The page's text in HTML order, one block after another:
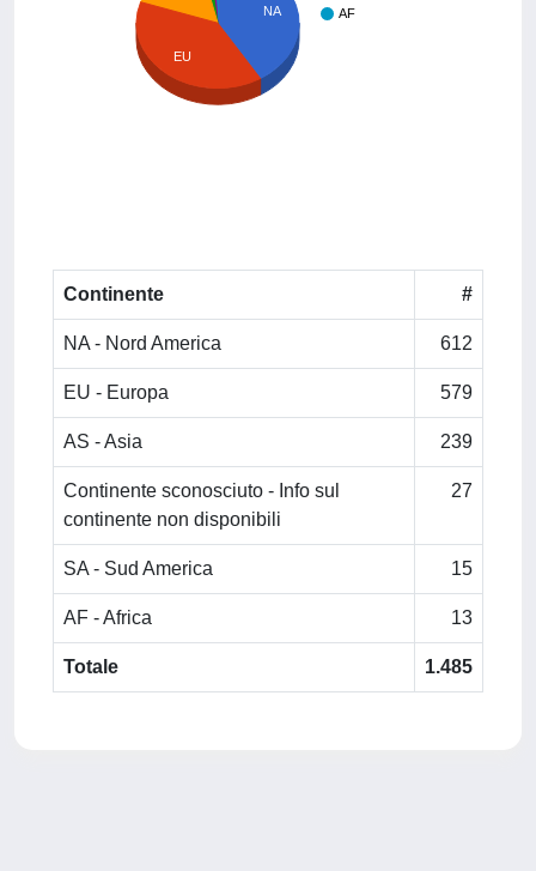
AF
NA
EU
Continente #
NA - Nord America 612
EU - Europa 579
AS - Asia 239
Continente sconosciuto - Info sul
continente non disponibili
27
SA - Sud America 15
AF - Africa 13
Totale 1.485